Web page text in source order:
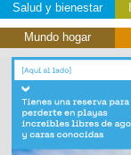
Salud y bienestar
Mundo hogar